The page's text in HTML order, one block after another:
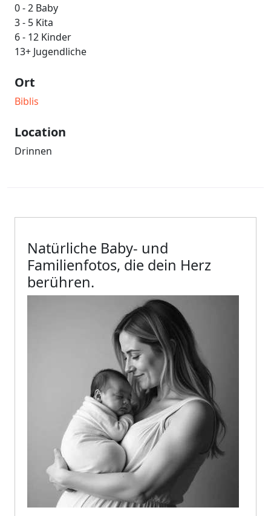
0 - 2 Baby
3 - 5 Kita
6 - 12 Kinder
13+ Jugendliche
Ort
Biblis
Location
Drinnen
Welche Art von Fotos möchtest
Natürliche Baby- und
Familienfotos, die dein Herz
berühren.